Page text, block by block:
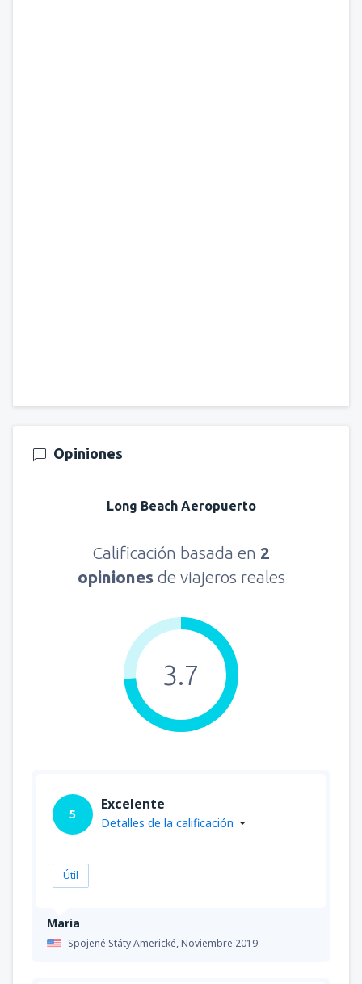
Opiniones
Long Beach Aeropuerto
Calificación basada en 2
opiniones de viajeros reales
3.7
Maria
Spojené Státy Americké,Noviembre 2019
5
Excelente
Detalles de la calificación
Útil